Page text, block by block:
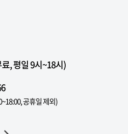
, 평일 9시~18시)
공휴일 제외)